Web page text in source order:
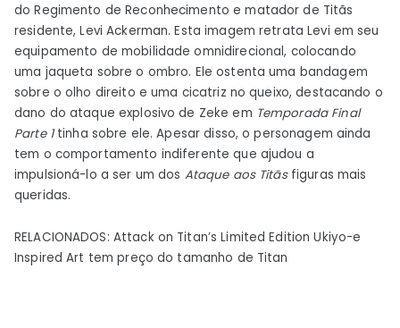
do Regimento de Reconhecimento e matador de Titãs
residente, Levi Ackerman. Esta imagem retrata Levi em seu
equipamento de mobilidade omnidirecional, colocando
uma jaqueta sobre o ombro. Ele ostenta uma bandagem
sobre o olho direito e uma cicatriz no queixo, destacando o
dano do ataque explosivo de Zeke em Temporada Final
Parte 1tinha sobre ele. Apesar disso, o personagem ainda
tem o comportamento indiferente que ajudou a
impulsioná-lo a ser um dos Ataque aos Titãs figuras mais
queridas.
RELACIONADOS: Attack on Titan’s Limited Edition Ukiyo-e
Inspired Art tem preço do tamanho de Titan